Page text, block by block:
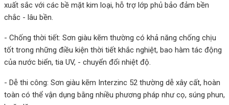
xuất sắc với các bề mặt kim loại, hỗ trợ lớp phủ bảo đảm bền
chắc - lâu bền.
- Chống thời tiết: Sơn giàu kẽm thường có khả năng chống chịu
tốt trong những điều kiện thời tiết khắc nghiệt, bao hàm tác động
của nước biển, tia UV, - chuyển đổi nhiệt độ.
- Dễ thi công: Sơn giàu kẽm Interzinc 52 thường dễ xây cất, hoàn
toàn có thể vận dụng bằng nhiều phương pháp như cọ, súng phun,